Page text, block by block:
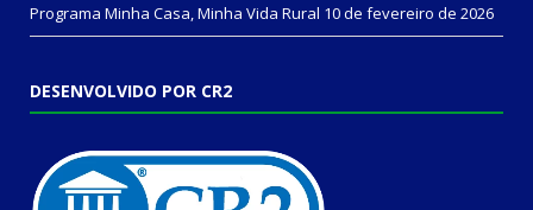
Programa Minha Casa, Minha Vida Rural 10 de fevereiro de 2026
DESENVOLVIDO POR CR2